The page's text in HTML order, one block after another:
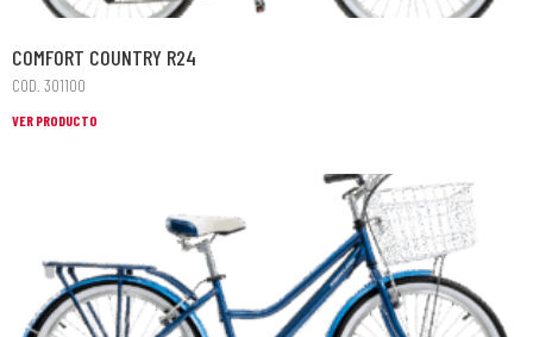
COMFORT COUNTRY R24
COD. 301100
VER PRODUCTO